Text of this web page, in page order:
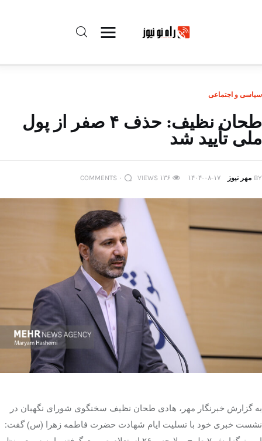
درباره راه‌ نو نیوز
ارتباط با راه‌ نو نیوز
حفظ حریم شخصی
تبلیغات راه نو نیوز
پایگاه خبری آبان
خرید موتور ایمپلنت
سیاسی و اجتماعی
طحان نظیف: حذف ۴ صفر از پول
ملی تأیید شد
BY مهر نیوز ۱۴۰۴-۰۸-۱۷ ۱۳۶ VIEWS ۰ COMMENTS
به گزارش خبرنگار مهر، هادی طحان نظیف سخنگوی شورای نگهبان در
نشست خبری خود با تسلیت ایام شهادت حضرت فاطمه زهرا (س) گفت: